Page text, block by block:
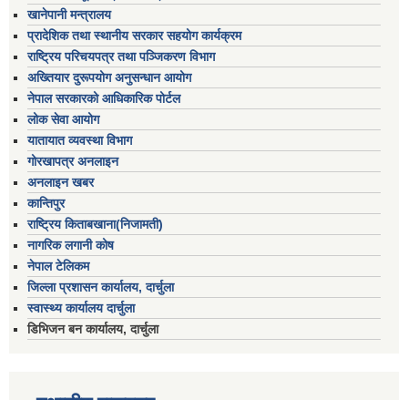
खानेपानी मन्त्रालय
प्रादेशिक तथा स्थानीय सरकार सहयोग कार्यक्रम
राष्ट्रिय परिचयपत्र तथा पञ्जिकरण विभाग
अख्तियार दुरूपयोग अनुसन्धान आयोग
नेपाल सरकारको आधिकारिक पोर्टल
लोक सेवा आयोग
यातायात व्यवस्था विभाग
गोरखापत्र अनलाइन
अनलाइन खबर
कान्तिपुर
राष्ट्रिय किताबखाना(निजामती)
नागरिक लगानी कोष
नेपाल टेलिकम
जिल्ला प्रशासन कार्यालय, दार्चुला
स्वास्थ्य कार्यालय दार्चुला
डिभिजन बन कार्यालय, दार्चुला